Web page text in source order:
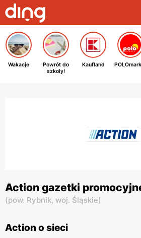
Wakacje
Powrót do
szkoły!
Kaufland
Action gazetki
(pow. Rybnik, woj. Śląskie)
Action o sieci